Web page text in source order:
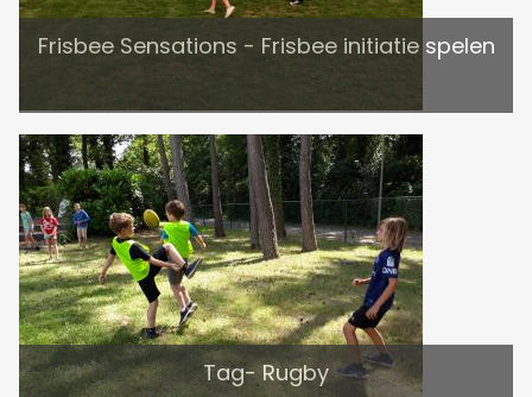
Frisbee Sensations - Frisbee initiatie spelen
Tag- Rugby